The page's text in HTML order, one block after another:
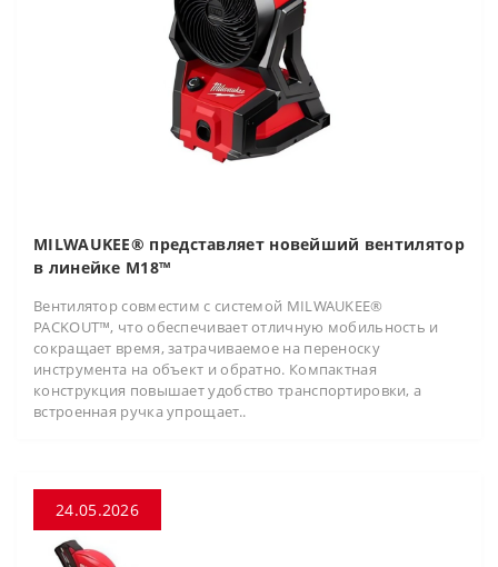
MILWAUKEE® представляет новейший вентилятор
в линейке M18™
Вентилятор совместим с системой MILWAUKEE®
PACKOUT™, что обеспечивает отличную мобильность и
сокращает время, затрачиваемое на переноску
инструмента на объект и обратно. Компактная
конструкция повышает удобство транспортировки, а
встроенная ручка упрощает..
24.05.2026